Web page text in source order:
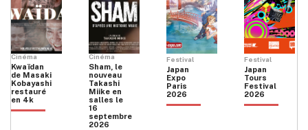
Cinéma
Kwaïdan
de Masaki
Kobayashi
restauré
en 4k
Cinéma
Sham, le
nouveau
Takashi
Miike en
salles le
16
septembre
2026
Festival
Japan
Expo
Paris
2026
Festival
Japan
Tours
Festival
2026